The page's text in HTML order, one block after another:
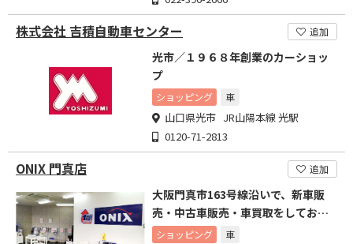
株式会社 吉積自動車センター 追加
光市／１９６８年創業のカーショッ
プ
ショッピング 車
山口県光市 JR山陽本線 光駅
0120-71-2813
ONIX 門真店 追加
大阪門真市163号線沿いで、新車販
売・中古車販売・車買取をしており
ます。
ショッピング 車